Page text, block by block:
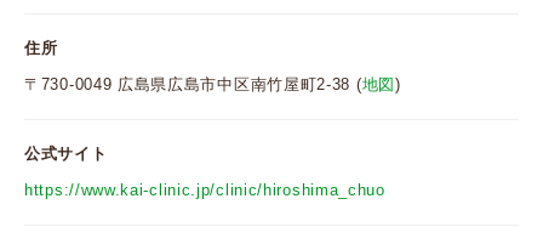
住所
〒730-0049 広島県広島市中区南竹屋町2-38 (地図)
公式サイト
https://www.kai-clinic.jp/clinic/hiroshima_chuo